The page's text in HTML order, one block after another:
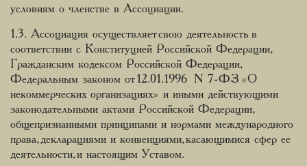
условиям о членстве в Ассоциации.
1.3. Ассоциация осуществляет свою деятельность в
соответствии с Конституцией Российской Федерации,
Гражданским кодексом Российской Федерации,
Федеральным законом от 12.01.1996 N 7-ФЗ «О
некоммерческих организациях» и иными действующими
законодательными актами Российской Федерации,
общепризнанными принципами и нормами международного
права, декларациями и конвенциями, касающимися сфер ее
деятельности, и настоящим Уставом.